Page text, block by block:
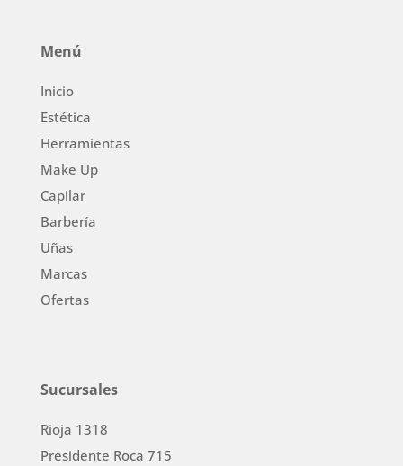
Menú
Inicio
Estética
Herramientas
Make Up
Capilar
Barbería
Uñas
Marcas
Ofertas
Sucursales
Rioja 1318
Presidente Roca 715